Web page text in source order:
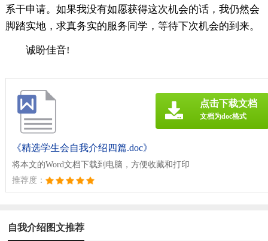
系干申请。如果我没有如愿获得这次机会的话，我仍然会
脚踏实地，求真务实的服务同学，等待下次机会的到来。
诚盼佳音!
《精选学生会自我介绍四篇.doc》
将本文的Word文档下载到电脑，方便收藏和打印
推荐度：
点击下载文档
文档为doc格式
自我介绍图文推荐